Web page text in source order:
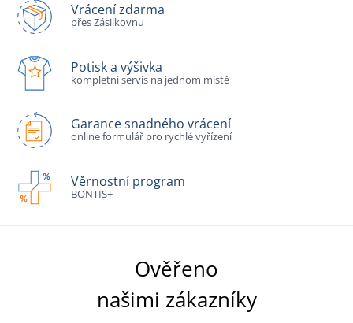
Vrácení zdarma
přes Zásilkovnu
Potisk a výšivka
kompletní servis na jednom místě
Garance snadného vrácení
online formulář pro rychlé vyřízení
Věrnostní program
BONTIS+
Ověřeno
našimi zákazníky